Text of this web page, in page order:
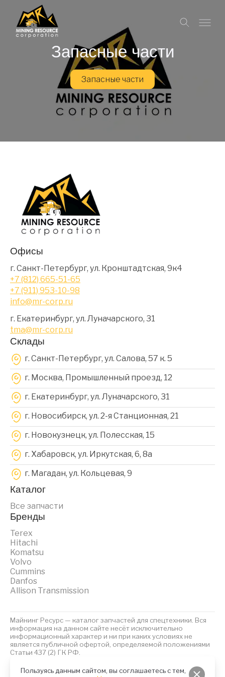
Пользуясь данным сайтом, вы соглашаетесь с тем,
Запасные части
Запасные части
Офисы
г. Санкт-Петербург, ул. Кронштадтская, 9к4
+7 (812) 665-51-65
+7 (911) 953-10-98
info@mr-corp.ru
г. Екатеринбург, ул. Луначарского, 31
tma@mr-corp.ru
Склады
г. Санкт-Петербург, ул. Салова, 57 к. 5
г. Москва, Промышленный проезд, 12
г. Екатеринбург, ул. Луначарского, 31
г. Новосибирск, ул. 2-я Станционная, 21
г. Новокузнецк, ул. Полесская, 15
г. Хабаровск, ул. Иркутская, 6, 8a
г. Магадан, ул. Кольцевая, 9
Каталог
Все запчасти
Бренды
Terex
Hitachi
Komatsu
Volvo
Cummins
Danfos
Allison Transmission
Майнинг Ресурс — каталог запчастей для спецтехники. Вся
информация на данном сайте несёт исключительно
информационный характер и ни при каких условиях не
является публичной офертой, определяемой положениями
Статьи 437 (2) ГК РФ.
Политика обработки персональных данныхФайлы Cookies